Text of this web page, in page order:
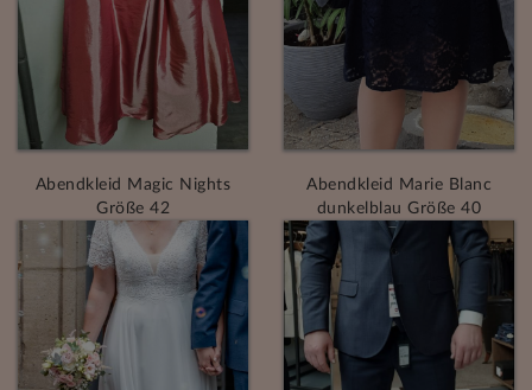
Abendkleid Magic Nights
Größe 42
Abendkleid Marie Blanc
dunkelblau Größe 40